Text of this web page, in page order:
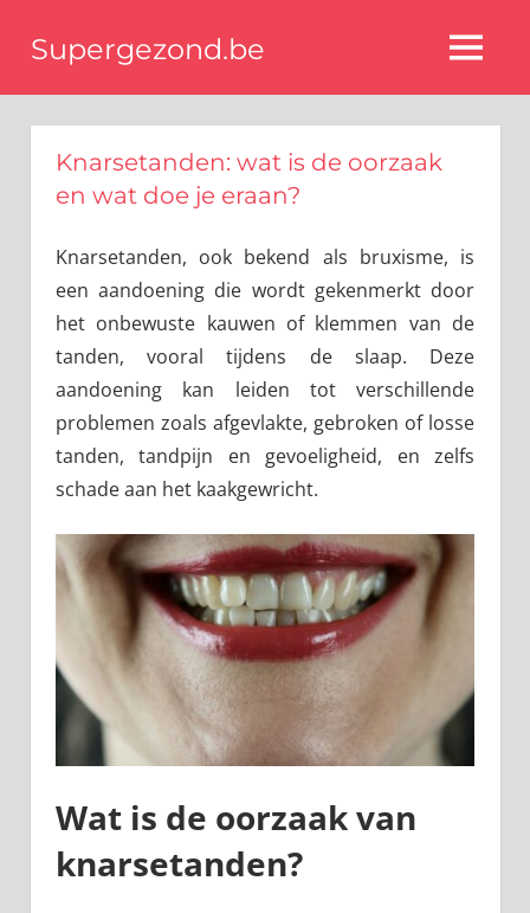
naar
inhoud
Supergezond.be
beauty
MENU
Knarsetanden: wat is de oorzaak
en wat doe je eraan?
Knarsetanden, ook bekend als bruxisme, is
een aandoening die wordt gekenmerkt door
het onbewuste kauwen of klemmen van de
tanden, vooral tijdens de slaap. Deze
aandoening kan leiden tot verschillende
problemen zoals afgevlakte, gebroken of losse
tanden, tandpijn en gevoeligheid, en zelfs
schade aan het kaakgewricht.
Wat is de oorzaak van
knarsetanden?